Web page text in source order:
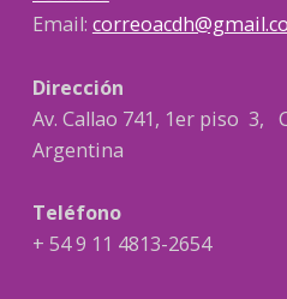
Email:
Dirección
Av. Callao 741, 1er piso 3,
Argentina
Teléfono
+ 54 9 11 4813-2654